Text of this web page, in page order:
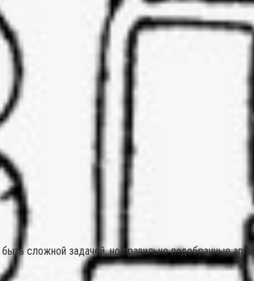
сложной задачей, но правильно подобранные